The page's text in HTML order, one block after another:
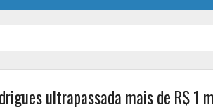
ultrapassada mais de R$ 1